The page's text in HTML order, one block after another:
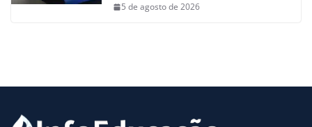
5 de agosto de 2026